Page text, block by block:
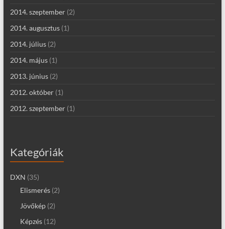
2014. szeptember(2)
2014. augusztus(1)
2014. július(2)
2014. május(1)
2013. június(2)
2012. október(1)
2012. szeptember(1)
Kategóriák
DXN (35)
Elismerés(2)
Jövőkép(2)
Képzés(12)